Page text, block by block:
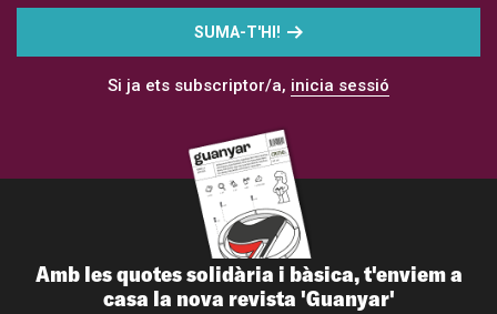
SUMA-T'HI!
Si ja ets subscriptor/a, inicia sessió
Amb les quotes solidària i bàsica, t'enviem a
casa la nova revista 'Guanyar'